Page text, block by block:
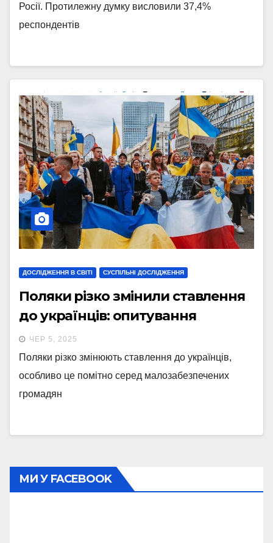
Росії. Протилежну думку висловили 37,4%
респондентів
ДОСЛІДЖЕННЯ В СВІТІ СУСПІЛЬНІ ДОСЛІДЖЕННЯ
Поляки різко змінили ставлення
до українців: опитування
ЧЕР 5, 2025
Поляки різко змінюють ставлення до українців,
особливо це помітно серед малозабезпечених
громадян
МИ У FACEBOOK